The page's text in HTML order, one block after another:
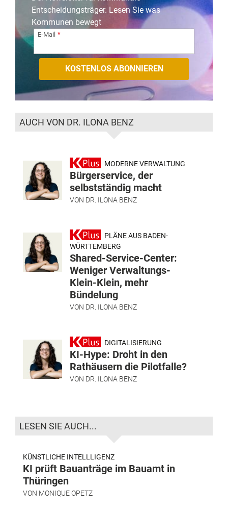
Entscheidungsträger. Lesen Sie was
Kommunen bewegt
E-Mail
AUCH VON DR. ILONA BENZ
MODERNE VERWALTUNG
Bürgerservice, der
selbstständig macht
VON DR. ILONA BENZ
PLÄNE AUS BADEN-
WÜRTTEMBERG
Shared-Service-Center:
Weniger Verwaltungs-
Klein-Klein, mehr
Bündelung
VON DR. ILONA BENZ
DIGITALISIERUNG
KI-Hype: Droht in den
Rathäusern die Pilotfalle?
VON DR. ILONA BENZ
LESEN SIE AUCH...
KÜNSTLICHE INTELLLIGENZ
KI prüft Bauanträge im Bauamt in
Thüringen
VON MONIQUE OPETZ